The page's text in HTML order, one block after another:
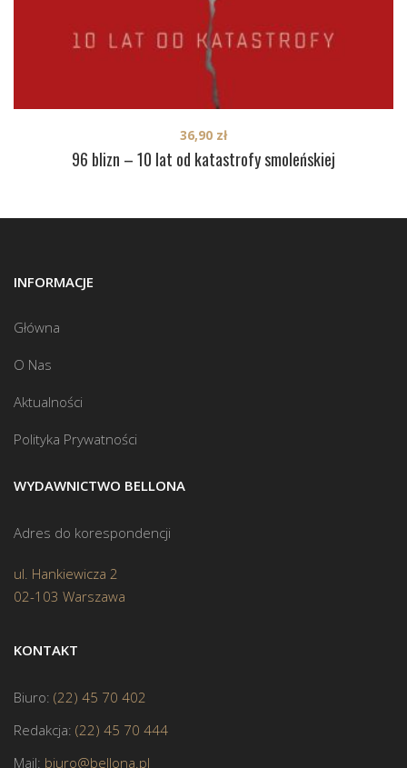
96 blizn – 10 lat od katastrofy smoleńskiej
36,90 zł
INFORMACJE
Główna
O Nas
Aktualności
Polityka Prywatności
WYDAWNICTWO BELLONA
Adres do korespondencji
ul. Hankiewicza 2
02-103 Warszawa
KONTAKT
Biuro: (22) 45 70 402
Redakcja: (22) 45 70 444
Mail: biuro@bellona.pl